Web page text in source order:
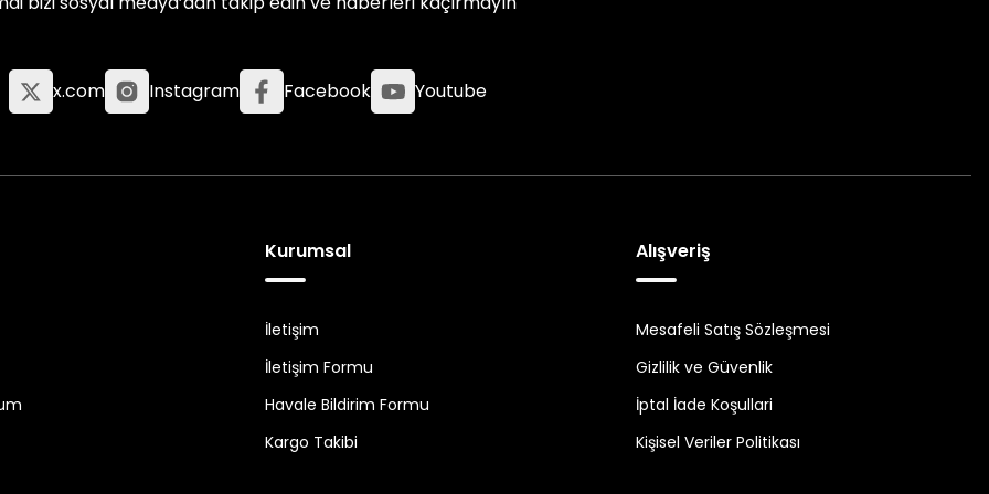
x.com Instagram Facebook Youtube
Kurumsal
İletişim
İletişim Formu
Havale Bildirim Formu
Kargo Takibi
Alışveriş
Mesafeli Satış Sözleşmesi
Gizlilik ve Güvenlik
İptal İade Koşullari
Kişisel Veriler Politikası